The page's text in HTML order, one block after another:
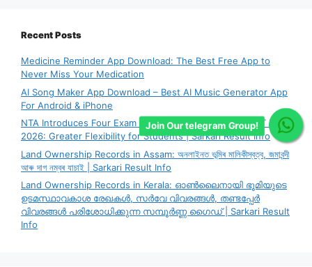
Recent Posts
Medicine Reminder App Download: The Best Free App to
Never Miss Your Medication
AI Song Maker App Download – Best AI Music Generator App
For Android & iPhone
NTA Introduces Four Exam City Choice System for CUET PG
2026: Greater Flexibility for Students | Sarkari Result Info
Land Ownership Records in Assam: অনলাইনত ভূমিৰ মালিকীস্বত্ব, জমাবন্দী
আৰু দাগ নম্বৰ যাচাই | Sarkari Result Info
Land Ownership Records in Kerala: ഓൺലൈനായി ഭൂമിയുടെ
ഉടമസ്ഥാവകാശ രേഖകൾ, സർവേ വിവരങ്ങൾ, തണ്ടപ്പേർ
വിവരങ്ങൾ പരിശോധിക്കുന്ന സമ്പൂർണ്ണ ഗൈഡ് | Sarkari Result
Info
Join Our telegram Group!